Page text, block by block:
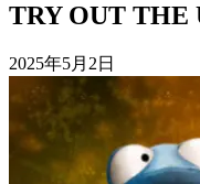
TRY OUT THE
2025年5月2日